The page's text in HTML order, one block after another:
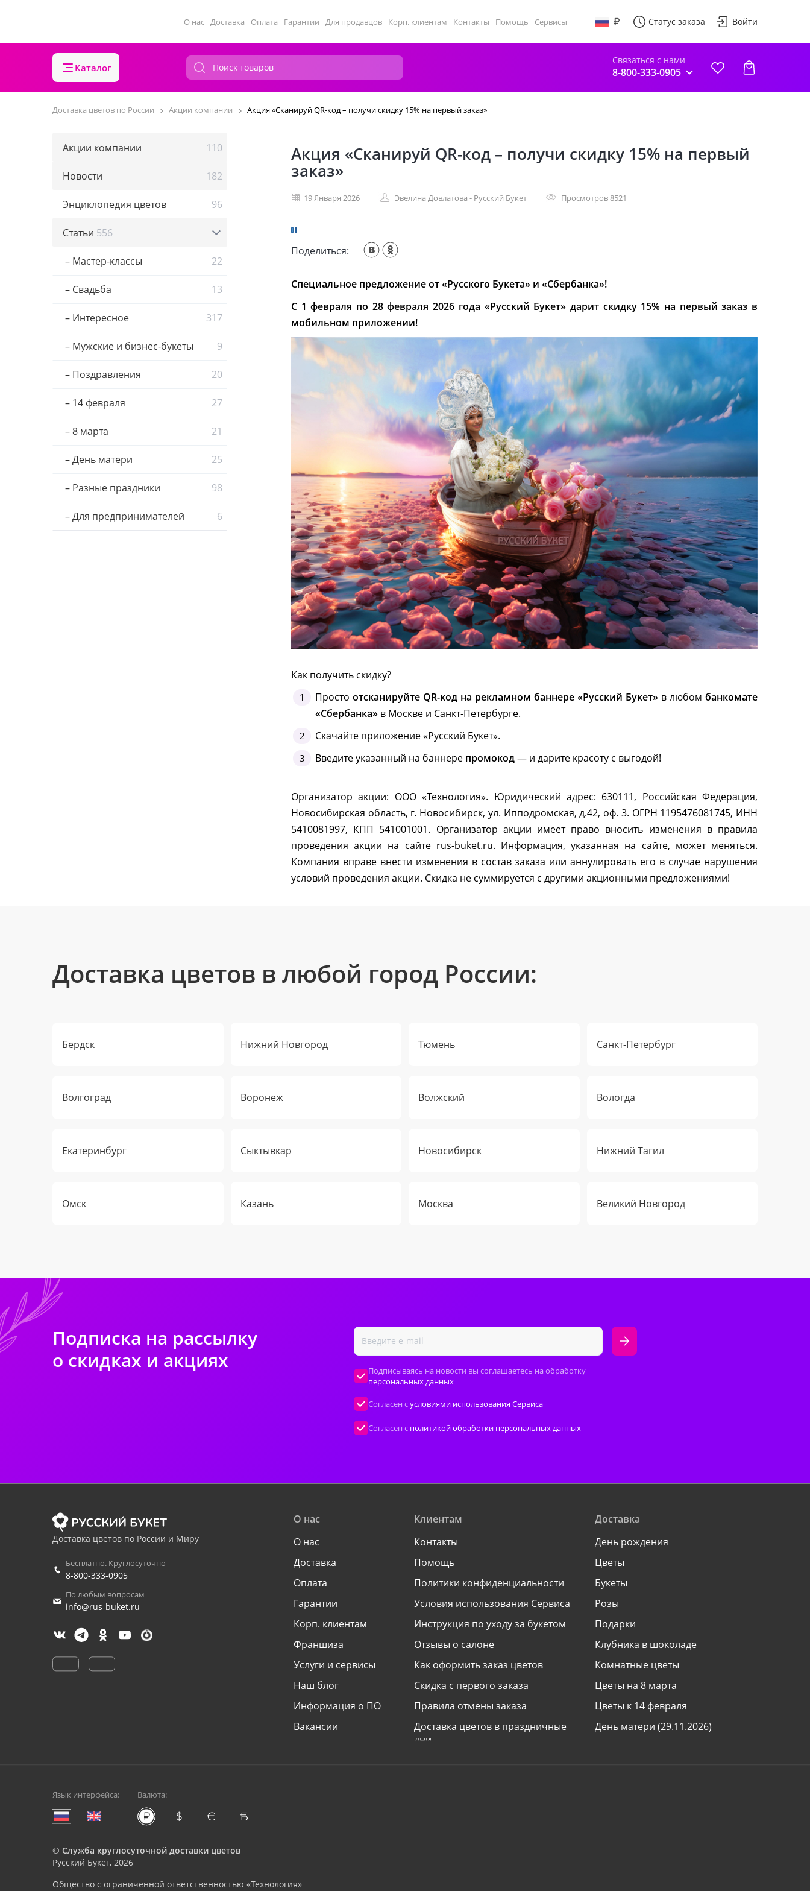
О нас Доставка Оплата Гарантии Для продавцов Корп. клиентам Контакты Помощь Сервисы Статус заказа Войти
Каталог
Связаться с нами
8-800-333-0905
Доставка цветов по России Акции компании Акция «Сканируй QR-код – получи скидку 15% на первый заказ»
Акции компании 110
Новости 182
Энциклопедия цветов 96
Статьи 556
– Мастер-классы 22
– Свадьба 13
– Интересное 317
– Мужские и бизнес-букеты 9
– Поздравления 20
– 14 февраля 27
– 8 марта 21
– День матери 25
– Разные праздники 98
– Для предпринимателей 6
Акция «Сканируй QR-код – получи скидку 15% на первый
заказ»
19 Января 2026 Эвелина Довлатова - Русский Букет Просмотров 8521
Поделиться:
Специальное предложение от «Русского Букета» и «Сбербанка»!
С 1 февраля по 28 февраля 2026 года «Русский Букет» дарит скидку 15% на первый заказ в
мобильном приложении!
Как получить скидку?
Просто отсканируйте QR-код на рекламном баннере «Русский Букет» в любом банкомате
«Сбербанка» в Москве и Санкт-Петербурге.
Скачайте приложение «Русский Букет».
Введите указанный на баннере промокод— и дарите красоту с выгодой!
Организатор акции: ООО «Технология». Юридический адрес: 630111, Российская Федерация,
Новосибирская область, г. Новосибирск, ул. Ипподромская, д.42, оф. 3. ОГРН 1195476081745, ИНН
5410081997, КПП 541001001. Организатор акции имеет право вносить изменения в правила
проведения акции на сайте rus-buket.ru. Информация, указанная на сайте, может меняться.
Компания вправе внести изменения в состав заказа или аннулировать его в случае нарушения
условий проведения акции. Скидка не суммируется с другими акционными предложениями!
Доставка цветов в любой город России:
Бердск Нижний Новгород Тюмень Санкт-Петербург
Волгоград Воронеж Волжский Вологда
Екатеринбург Сыктывкар Новосибирск Нижний Тагил
Омск Казань Москва Великий Новгород
Подписка на рассылку
о скидках и акциях
Подписываясь на новости вы соглашаетесь на обработку
персональных данных
Согласен сусловиями использования Сервиса
Согласен с политикой обработки персональных данных
Доставка цветов по России и Миру
Бесплатно. Круглосуточно
8-800-333-0905
По любым вопросам
info@rus-buket.ru
О нас
О нас
Доставка
Оплата
Гарантии
Корп. клиентам
Франшиза
Услуги и сервисы
Наш блог
Информация о ПО
Вакансии
Клиентам
Контакты
Помощь
Политики конфиденциальности
Условия использования Сервиса
Инструкция по уходу за букетом
Отзывы о салоне
Как оформить заказ цветов
Скидка с первого заказа
Правила отмены заказа
Доставка цветов в праздничные
дни
Доставка
День рождения
Цветы
Букеты
Розы
Подарки
Клубника в шоколаде
Комнатные цветы
Цветы на 8 марта
Цветы к 14 февраля
День матери (29.11.2026)
Язык интерфейса: Валюта:
© Служба круглосуточной доставки цветов
Русский Букет, 2026
Общество с ограниченной ответственностью «Технология»